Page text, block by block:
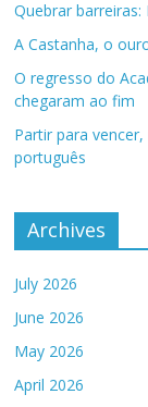
Quebrar
A Castanha, o
O regresso do
chegaram ao fim
Partir para
português
Archives
July 2026
June 2026
May 2026
April 2026